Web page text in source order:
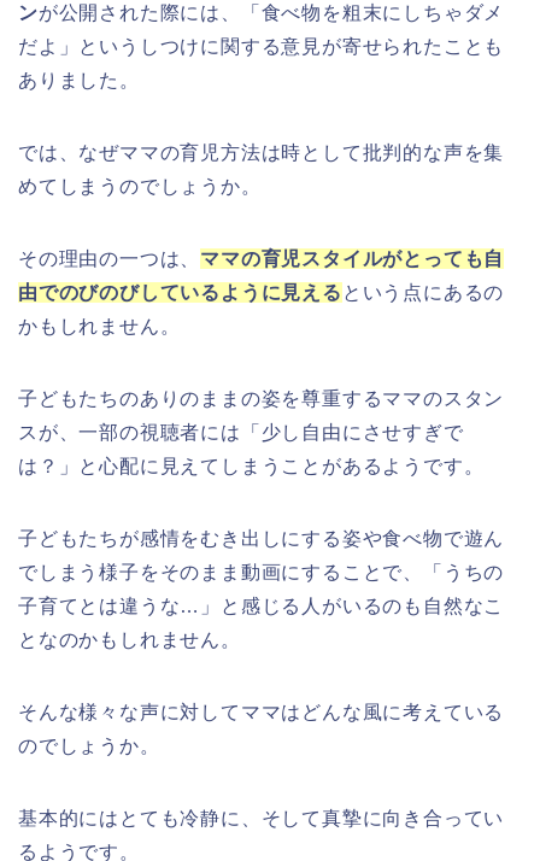
ンが公開された際には、「食べ物を粗末にしちゃダメ
だよ」というしつけに関する意見が寄せられたことも
ありました。
では、なぜママの育児方法は時として批判的な声を集
めてしまうのでしょうか。
その理由の一つは、 ママの育児スタイルがとっても自
由でのびのびしているように見える という点にあるの
かもしれません。
子どもたちのありのままの姿を尊重するママのスタン
スが、一部の視聴者には「少し自由にさせすぎで
は？」と心配に見えてしまうことがあるようです。
子どもたちが感情をむき出しにする姿や食べ物で遊ん
でしまう様子をそのまま動画にすることで、「うちの
子育てとは違うな…」と感じる人がいるのも自然なこ
となのかもしれません。
そんな様々な声に対してママはどんな風に考えている
のでしょうか。
基本的にはとても冷静に、そして真摯に向き合ってい
るようです。